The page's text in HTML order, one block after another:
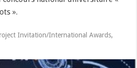
».
Invitation/International Awards,